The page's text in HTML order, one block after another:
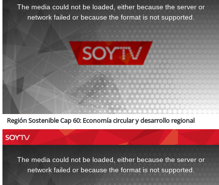
The media could not be loaded, either because the server or
network failed or because the format is not supported.
Región Sostenible Cap 60: Economía circular y desarrollo regional
The media could not be loaded, either because the server or
network failed or because the format is not supported.